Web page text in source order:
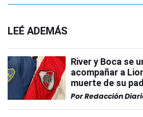
LEÉ ADEMÁS
River y Boca se
acompañar a
muerte de su
PorRedacción